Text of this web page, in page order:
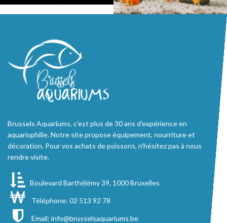
Brussels Aquariums, c'est plus de 30 ans d'expérience en
aquariophilie. Notre site propose équipement, nourriture et
décoration. Pour vos achats de poissons, n'hésitez pas à nous
rendre visite.
Boulevard Barthélémy 39, 1000 Bruxelles
Téléphone: 02 513 92 78
Email: info@brusselsaquariums.be